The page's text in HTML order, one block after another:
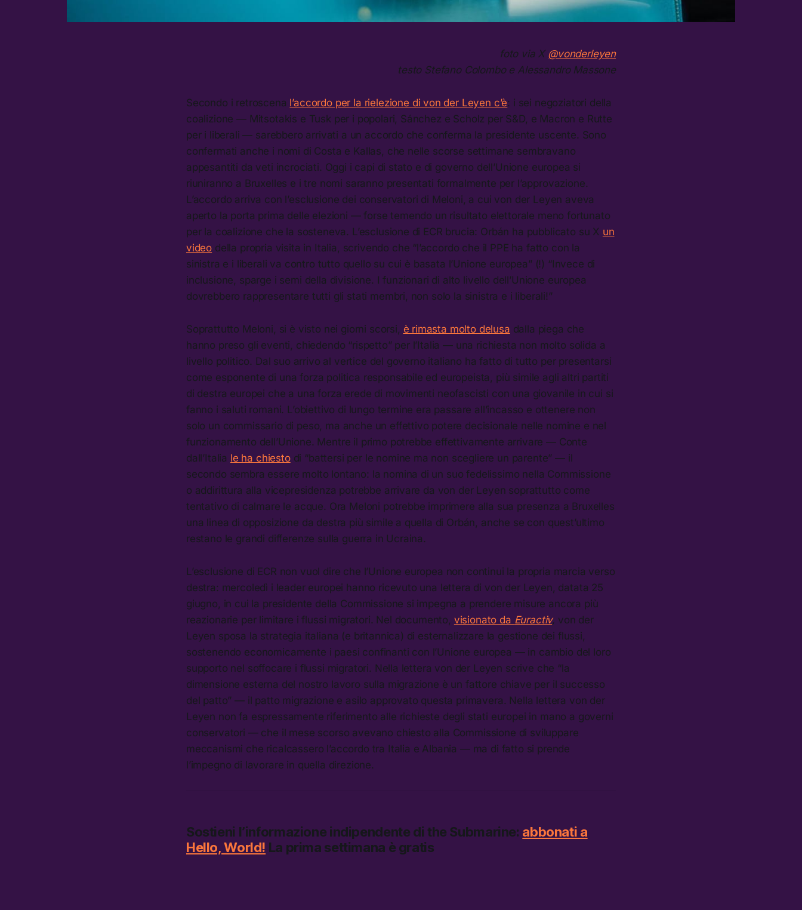
foto via X @vonderleyen
testo Stefano Colombo e Alessandro Massone
Secondo i retroscena l’accordo per la rielezione di von der Leyen c’è: i sei negoziatori della
coalizione — Mitsotakis e Tusk per i popolari, Sánchez e Scholz per S&D, e Macron e Rutte
per i liberali — sarebbero arrivati a un accordo che conferma la presidente uscente. Sono
confermati anche i nomi di Costa e Kallas, che nelle scorse settimane sembravano
appesantiti da veti incrociati. Oggi i capi di stato e di governo dell’Unione europea si
riuniranno a Bruxelles e i tre nomi saranno presentati formalmente per l’approvazione.
L’accordo arriva con l’esclusione dei conservatori di Meloni, a cui von der Leyen aveva
aperto la porta prima delle elezioni — forse temendo un risultato elettorale meno fortunato
per la coalizione che la sosteneva. L’esclusione di ECR brucia: Orbán ha pubblicato su X un
video della propria visita in Italia, scrivendo che “l’accordo che il PPE ha fatto con la
sinistra e i liberali va contro tutto quello su cui è basata l’Unione europea” (!) “Invece di
inclusione, sparge i semi della divisione. I funzionari di alto livello dell’Unione europea
dovrebbero rappresentare tutti gli stati membri, non solo la sinistra e i liberali!”
Soprattutto Meloni, si è visto nei giorni scorsi, è rimasta molto delusa dalla piega che
hanno preso gli eventi, chiedendo “rispetto” per l’Italia — una richiesta non molto solida a
livello politico. Dal suo arrivo al vertice del governo italiano ha fatto di tutto per presentarsi
come esponente di una forza politica responsabile ed europeista, più simile agli altri partiti
di destra europei che a una forza erede di movimenti neofascisti con una giovanile in cui si
fanno i saluti romani. L’obiettivo di lungo termine era passare all’incasso e ottenere non
solo un commissario di peso, ma anche un effettivo potere decisionale nelle nomine e nel
funzionamento dell’Unione. Mentre il primo potrebbe effettivamente arrivare — Conte
dall’Italia le ha chiestodi “battersi per le nomine ma non scegliere un parente” — il
secondo sembra essere molto lontano: la nomina di un suo fedelissimo nella Commissione
o addirittura alla vicepresidenza potrebbe arrivare da von der Leyen soprattutto come
tentativo di calmare le acque. Ora Meloni potrebbe imprimere alla sua presenza a Bruxelles
una linea di opposizione da destra più simile a quella di Orbán, anche se con quest’ultimo
restano le grandi differenze sulla guerra in Ucraina.
L’esclusione di ECR non vuol dire che l’Unione europea non continui la propria marcia verso
destra: mercoledì i leader europei hanno ricevuto una lettera di von der Leyen, datata 25
giugno, in cui la presidente della Commissione si impegna a prendere misure ancora più
reazionarie per limitare i flussi migratori. Nel documento, visionato da Euractiv, von der
Leyen sposa la strategia italiana (e britannica) di esternalizzare la gestione dei flussi,
sostenendo economicamente i paesi confinanti con l’Unione europea — in cambio del loro
supporto nel soffocare i flussi migratori. Nella lettera von der Leyen scrive che “la
dimensione esterna del nostro lavoro sulla migrazione è un fattore chiave per il successo
del patto” — il patto migrazione e asilo approvato questa primavera. Nella lettera von der
Leyen non fa espressamente riferimento alle richieste degli stati europei in mano a governi
conservatori — che il mese scorso avevano chiesto alla Commissione di sviluppare
meccanismi che ricalcassero l’accordo tra Italia e Albania — ma di fatto si prende
l’impegno di lavorare in quella direzione.
Sostieni l’informazione indipendente di the Submarine: abbonati a
Hello, World! La prima settimana è gratis